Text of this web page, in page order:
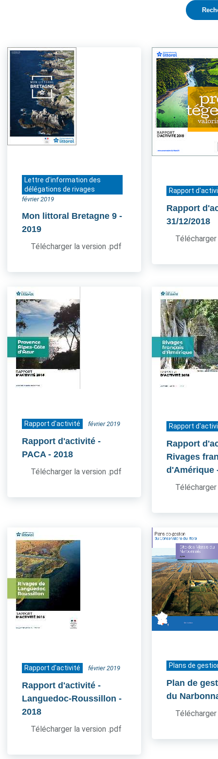
Lettre d'information des
délégations de rivages
février 2019
Mon littoral Bretagne 9 -
2019
Télécharger la version .pdf
Rapport
Rapport
31/12/2018
Rapport d'activité février 2019
Rapport d'activité -
PACA - 2018
Télécharger la version .pdf
Rapport
Rapport
Rivages
d'Amérique
Rapport d'activité février 2019
Rapport d'activité -
Languedoc-Roussillon -
2018
Télécharger la version .pdf
Plans de
Plan de
du